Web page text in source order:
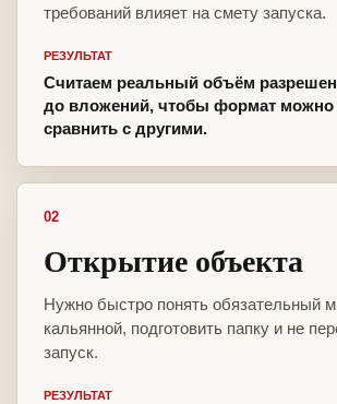
требований влияет на смету запуска.
РЕЗУЛЬТАТ
Считаем реальный объём
до вложений, чтобы формат
сравнить с другими.
02
Открытие объекта
Нужно быстро понять обязательный
кальянной, подготовить папку и не
запуск.
РЕЗУЛЬТАТ